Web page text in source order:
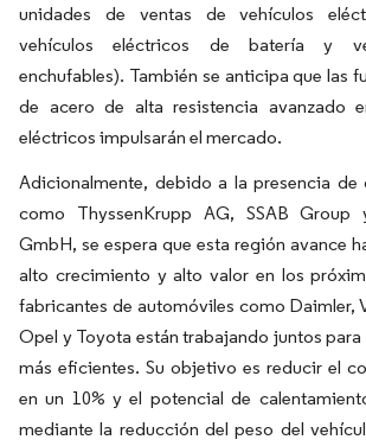
unidades de ventas de vehículos
vehículos eléctricos de batería y
enchufables). También se anticipa que las
de acero de alta resistencia avanzado
eléctricos impulsarán el mercado.
Adicionalmente, debido a la presencia de
como ThyssenKrupp AG, SSAB Group
GmbH, se espera que esta región avance
alto crecimiento y alto valor en los
fabricantes de automóviles como Daimler,
Opel y Toyota están trabajando juntos
más eficientes. Su objetivo es reducir el
en un 10% y el potencial de
mediante la reducción del peso del